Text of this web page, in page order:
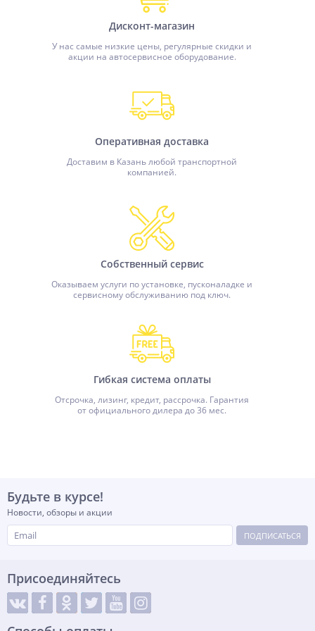
Дисконт-магазин
У нас самые низкие цены, регулярные скидки и
акции на автосервисное оборудование.
Оперативная доставка
Доставим в Казань любой транспортной
компанией.
Собственный сервис
Оказываем услуги по установке, пусконаладке и
сервисному обслуживанию под ключ.
Гибкая система оплаты
Отсрочка, лизинг, кредит, рассрочка. Гарантия
от официального дилера до 36 мес.
Будьте в курсе!
Новости, обзоры и акции
ПОДПИСАТЬСЯ
Присоединяйтесь